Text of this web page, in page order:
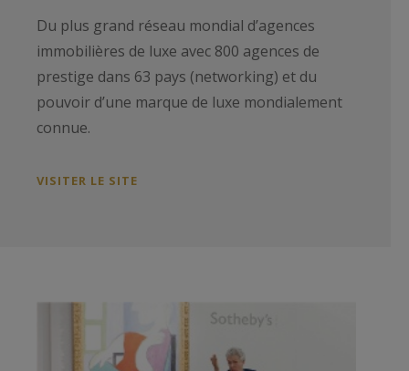
Du plus grand réseau mondial d’agences
immobilières de luxe avec 800 agences de
prestige dans 63 pays (networking) et du
pouvoir d’une marque de luxe mondialement
connue.
VISITER LE SITE